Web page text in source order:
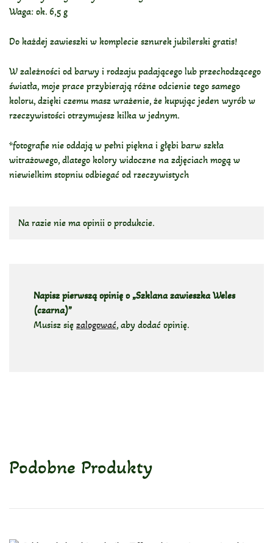
Waga: ok. 6,5 g
Do każdej zawieszki w komplecie sznurek jubilerski gratis!
W zależności od barwy i rodzaju padającego lub przechodzącego
światła, moje prace przybierają różne odcienie tego samego
koloru, dzięki czemu masz wrażenie, że kupując jeden wyrób w
rzeczywistości otrzymujesz kilka w jednym.
*fotografie nie oddają w pełni piękna i głębi barw szkła
witrażowego, dlatego kolory widoczne na zdjęciach mogą w
niewielkim stopniu odbiegać od rzeczywistych
Na razie nie ma opinii o produkcie.
Napisz pierwszą opinię o „Szklana zawieszka Weles
(czarna)”
Musisz się zalogować, aby dodać opinię.
Podobne Produkty